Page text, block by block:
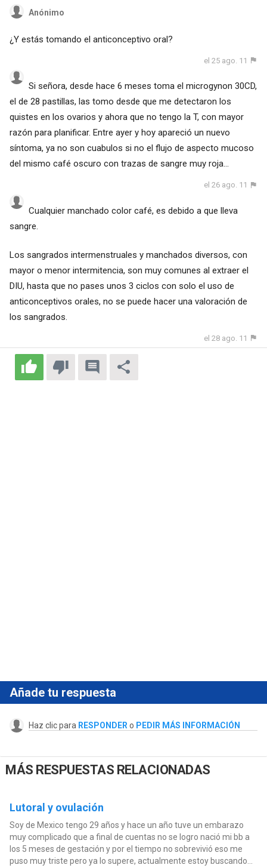
Anónimo
¿Y estás tomando el anticonceptivo oral?
el 25 ago. 11
Si señora, desde hace 6 meses toma el microgynon 30CD,
el de 28 pastillas, las tomo desde que me detectaron los
quistes en los ovarios y ahora que no tengo la T, con mayor
razón para planificar. Entre ayer y hoy apareció un nuevo
síntoma, ya no son cuabulos si no el flujo de aspecto mucoso
del mismo café oscuro con trazas de sangre muy roja...
el 26 ago. 11
Cualquier manchado color café, es debido a que lleva
sangre.
Los sangrados intermenstruales y manchados diversos, con
mayor o menor intermitencia, son muy comunes al extraer el
DIU, hasta que no pases unos 3 ciclos con solo el uso de
anticonceptivos orales, no se puede hacer una valoración de
los sangrados.
el 28 ago. 11
Añade tu respuesta
Haz clic para RESPONDER o PEDIR MÁS INFORMACIÓN
MÁS RESPUESTAS RELACIONADAS
Lutoral y ovulación
Soy de Mexico tengo 29 años y hace un año tuve un embarazo
muy complicado que a final de cuentas no se logro nació mi bb a
los 5 meses de gestación y por el tiempo no sobrevivió eso me
puso muy triste pero ya lo supere, actualmente estoy buscando...